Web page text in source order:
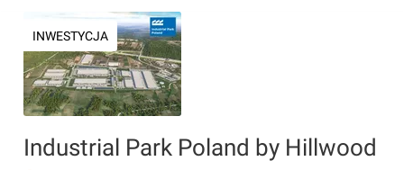
INWESTYCJA
Industrial Park Poland by Hillwood